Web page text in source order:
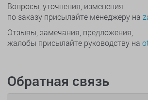
Вопросы, уточнения, изменения
по заказу присылайте менеджеру на
Отзывы, замечания, предложения,
жалобы присылайте руководству на
Обратная связь